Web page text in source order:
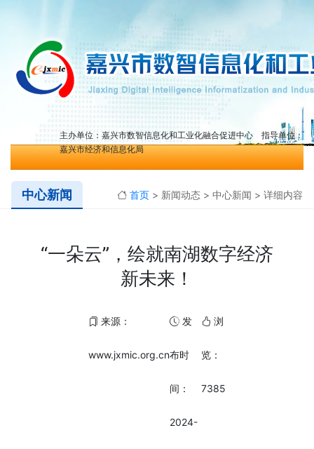
主办单位：嘉兴市数智信息化和工业化融合促进中心 指导单位：
嘉兴市经济和信息化局
中心新闻 首页 > 新闻动态 > 中心新闻 > 详细内容
“一朵云”，绘就南湖数字经济
新未来！
来源：
www.jxmic.org.cn
发
布时
间：
2024-
浏
览：
7385